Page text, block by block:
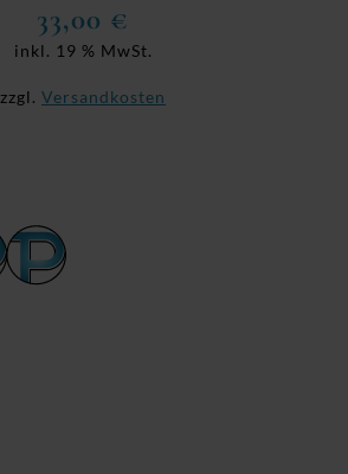
33,00 €
inkl. 19 % MwSt.
zzgl. Versandkosten